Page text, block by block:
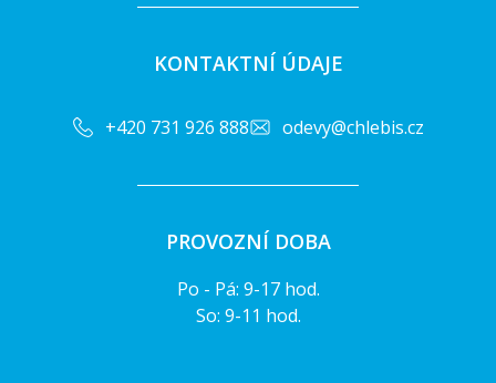
KONTAKTNÍ ÚDAJE
+420 731 926 888 odevy@chlebis.cz
PROVOZNÍ DOBA
Po - Pá: 9-17 hod.
So: 9-11 hod.